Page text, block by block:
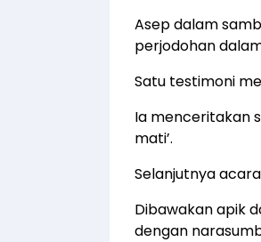
Asep dalam
perjodohan
Satu testimoni
Ia menceritakan
mati’.
Selanjutnya
Dibawakan apik
dengan